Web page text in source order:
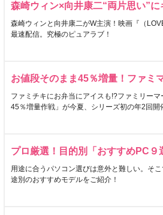
森崎ウィン×向井康二“両片思い”
森崎ウィンと向井康二がW主演！映画『（
最速配信。究極のピュアラブ！
お値段そのまま45％増量！ファミ
ファミチキにお弁当にアイスも!?ファミリー
45％増量作戦」が今夏、シリーズ初の年2回開
プロ厳選！目的別「おすすめPC９
用途に合うパソコン選びは意外と難しい。そ
途別のおすすめモデルをご紹介！